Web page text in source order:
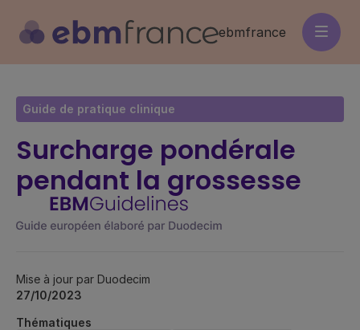
contenu
principal
ebmfrance
Guide de pratique clinique
Surcharge pondérale
pendant la grossesse
Mise à jour par Duodecim
27/10/2023
Thématiques